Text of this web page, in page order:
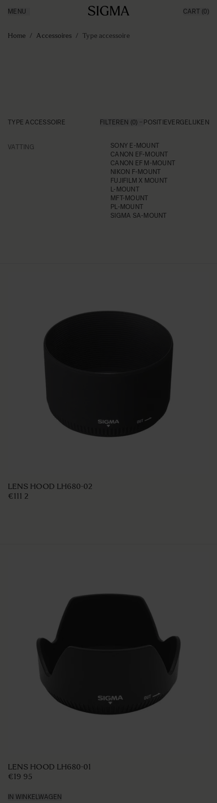
Producten
Inspiratie
MENU CART (0)
Home / Accessoires / Type accessoire
TYPE ACCESSOIRE FILTEREN (0) POSITIEVERGELIJKEN
VATTINGFILTER
SONY E-MOUNT
CANON EF-MOUNT
CANON EF M-MOUNT
NIKON F-MOUNT
FUJIFILM X MOUNT
L-MOUNT
MFT-MOUNT
PL-MOUNT
SIGMA SA-MOUNT
LENS HOOD LH680-02
€111 2
LENS HOOD LH680-01
€19 95
IN WINKELWAGEN